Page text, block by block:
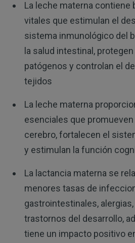
La leche materna contiene
vitales que estimulan el
sistema inmunológico del
la salud intestinal,
patógenos y controlan el
tejidos
La leche materna
esenciales que promueven
cerebro, fortalecen el
y estimulan la función
La lactancia materna se
menores tasas de
gastrointestinales, alergias,
trastornos del desarrollo,
tiene un impacto positivo